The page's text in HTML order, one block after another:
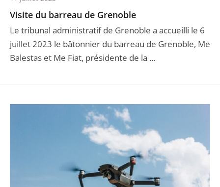
Visite du barreau de Grenoble
Le tribunal administratif de Grenoble a accueilli le 6
juillet 2023 le bâtonnier du barreau de Grenoble, Me
Balestas et Me Fiat, présidente de la ...